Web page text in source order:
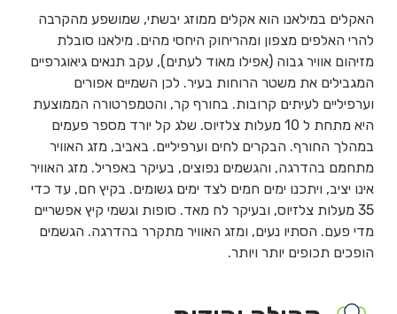
האקלים במילאנו הוא אקלים ממוזג יבשתי, שמושפע מהקרבה
להרי האלפים מצפון ומהריחוק היחסי מהים. מילאנו סובלת
מזיהום אוויר גבוה (אפילו מאוד לעתים), עקב תנאים גיאוגרפיים
המגבילים את משטר הרוחות בעיר. לכן השמיים אפורים
וערפיליים לעיתים קרובות. בחורף קר, והטמפרטורה הממוצעת
היא מתחת ל 10 מעלות צלזיוס. שלג קל יורד מספר פעמים
במהלך החורף. הבקרים לחים וערפיליים. באביב, מזג האוויר
מתחמם בהדרגה, והגשמים נפוצים, בעיקר באפריל. מזג האוויר
אינו יציב, ויתכנו ימים חמים לצד ימים גשומים. בקיץ חם, עד כדי
35 מעלות צלזיוס, ובעיקר לח מאד. סופות וגשמי קיץ אפשריים
מדי פעם. הסתיו נעים, ומזג האוויר מתקרר בהדרגה. הגשמים
הופכים תכופים יותר ויותר.